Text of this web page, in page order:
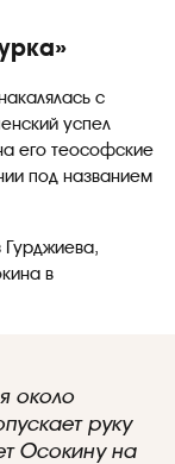
с
успел
его теософские
под названием
Гурджиева,
в
около
руку
Осокину на